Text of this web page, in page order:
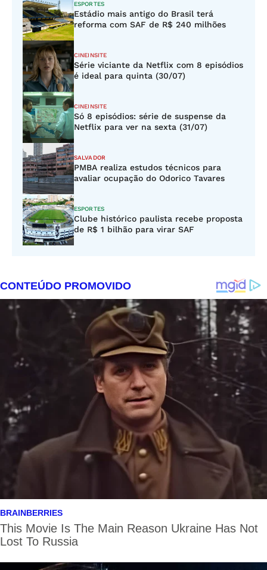
ESPORTES
Estádio mais antigo do Brasil terá
reforma com SAF de R$ 240 milhões
CINEINSITE
Série viciante da Netflix com 8 episódios
é ideal para quinta (30/07)
CINEINSITE
Só 8 episódios: série de suspense da
Netflix para ver na sexta (31/07)
SALVADOR
PMBA realiza estudos técnicos para
avaliar ocupação do Odorico Tavares
ESPORTES
Clube histórico paulista recebe proposta
de R$ 1 bilhão para virar SAF